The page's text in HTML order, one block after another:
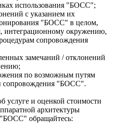
использования "БОСС";
с указанием их
"БОСС" в целом,
интеграционному окружению,
сопровождения
замечаний / отклонений
по возможным путям
сопровождения "БОСС".
услуге и оценкой стоимости
архитектуры
обращайтесь: